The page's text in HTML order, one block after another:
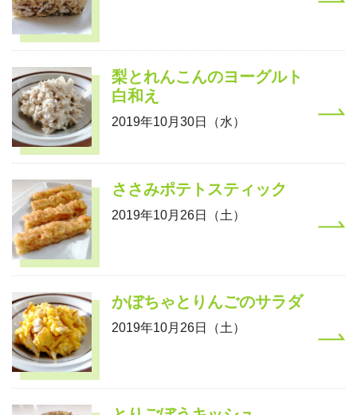
梨とれんこんのヨーグルト
白和え
2019年10月30日（水）
ささみポテトスティック
2019年10月26日（土）
かぼちゃとりんごのサラダ
2019年10月26日（土）